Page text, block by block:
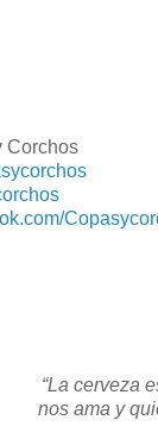
Corchos
“La cerveza
nos ama y